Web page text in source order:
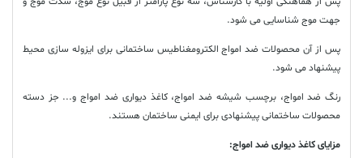
جهت موج شناسایی می شود.
پس از آن محصولات ضد امواج الکترومغناطیس ساختمانی برای ایزوله سازی محیط
پیشنهاد می شود.
رنگ ضد امواج، برچسب شیشه ضد امواج، کاغذ دیواری ضد امواج و... جز دسته
محصولات ساختمانی پیشنهادی برای ایمنی ساختمان هستند.
مزایای کاغذ دیواری ضد امواج: